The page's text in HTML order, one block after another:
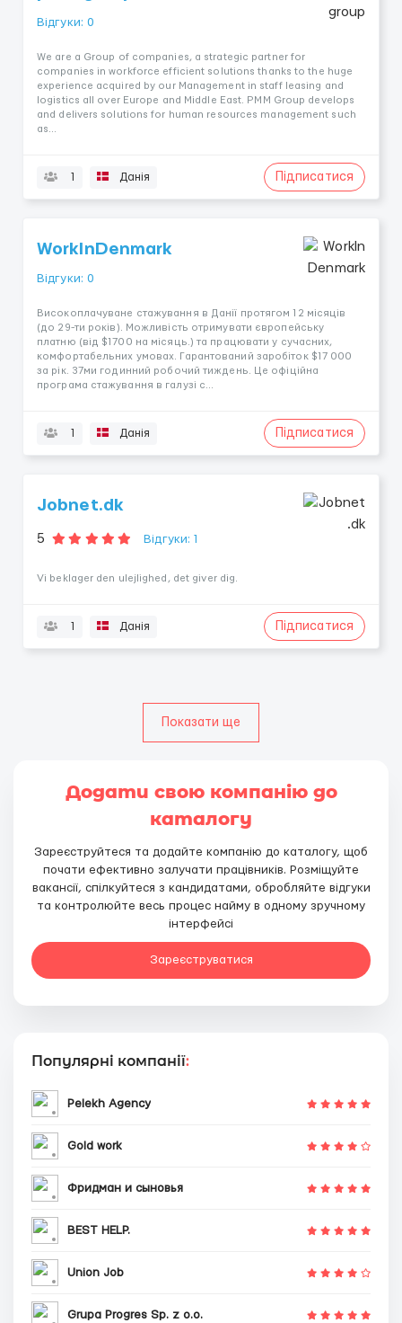
Відгуки: 0
We are a Group of companies, a strategic partner for
companies in workforce efficient solutions thanks to the huge
experience acquired by our Management in staff leasing and
logistics all over Europe and Middle East. PMM Group develops
and delivers solutions for human resources management such
as...
1 Данія Підписатися
WorkInDenmark
Відгуки: 0
Високоплачуване стажування в Данії протягом 12 місяців
(до 29-ти років). Можливість отримувати європейську
платню (від $1700 на місяць.) та працювати у сучасних,
комфортабельних умовах. Гарантований заробіток $17 000
за рік. 37ми годинний робочий тиждень. Це офіційна
програма стажування в галузі с...
1 Данія Підписатися
Jobnet.dk
5 Відгуки: 1
Vi beklager den ulejlighed, det giver dig.
1 Данія Підписатися
Показати ще
Додати свою компанію до
каталогу
Зареєструйтеся та додайте компанію до каталогу, щоб
почати ефективно залучати працівників. Розміщуйте
вакансії, спілкуйтеся з кандидатами, обробляйте відгуки
та контролюйте весь процес найму в одному зручному
інтерфейсі
Зареєструватися
Популярні компанії:
Pelekh Agency
Gold work
Фридман и сыновья
BEST HELP.
Union Job
Grupa Progres Sp. z o.o.